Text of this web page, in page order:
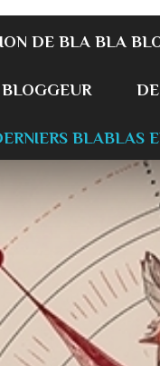
DE BLA BLA
BLABLAS